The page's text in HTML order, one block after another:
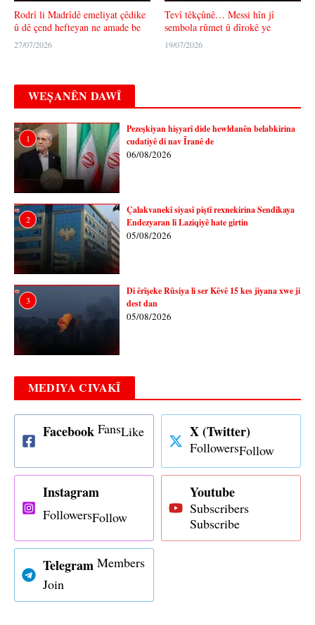
Rodrî li Madrîdê emeliyat çêdike
û dê çend hefteyan ne amade be
27/07/2026
Tevî têkçûnê… Messi hîn jî
sembola rûmet û dîrokê ye
19/07/2026
WEȘANÊN DAWÎ
1
Pezeşkiyan hişyarî dide hewldanên belabkirina
cudatiyê di nav Îranê de
06/08/2026
2
Çalakvanekî siyasî piştî rexnekirina Sendîkaya
Endezyaran li Laziqiyê hate girtin
05/08/2026
3
Di êrîşeke Rûsiya li ser Kêvê 15 kes jiyana xwe ji
dest dan
05/08/2026
MEDIYA CIVAKÎ
Facebook FansLike X (Twitter)
FollowersFollow
Instagram
FollowersFollow
Youtube
Subscribers
Subscribe
Telegram Members
Join